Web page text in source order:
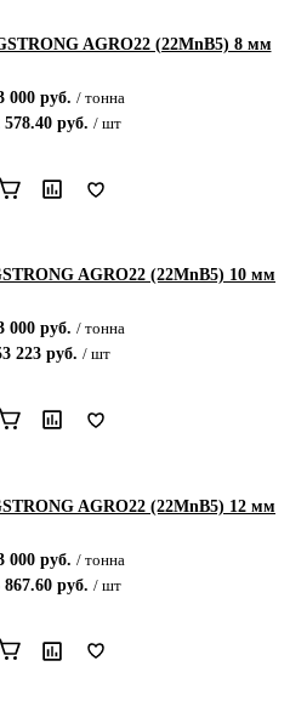
AGRO22 (22MnB5) 8 мм
000руб. / тонна
578.40 руб. / шт
AGRO22 (22MnB5) 10 мм
000руб. / тонна
223 руб. / шт
AGRO22 (22MnB5) 12 мм
000руб. / тонна
867.60 руб. / шт